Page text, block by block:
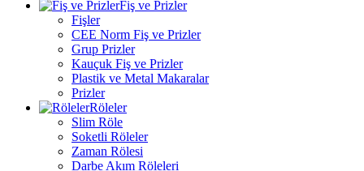
Fiş ve Prizler
Fişler
CEE Norm Fiş ve Prizler
Grup Prizler
Kauçuk Fiş ve Prizler
Plastik ve Metal Makaralar
Prizler
Röleler
Slim Röle
Soketli Röleler
Zaman Rölesi
Darbe Akım Röleleri